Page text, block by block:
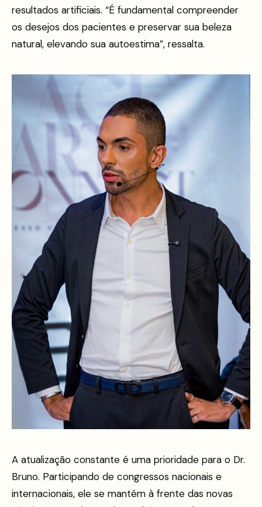
resultados artificiais. “É fundamental compreender
os desejos dos pacientes e preservar sua beleza
natural, elevando sua autoestima”, ressalta.
A atualização constante é uma prioridade para o Dr.
Bruno. Participando de congressos nacionais e
internacionais, ele se mantém à frente das novas